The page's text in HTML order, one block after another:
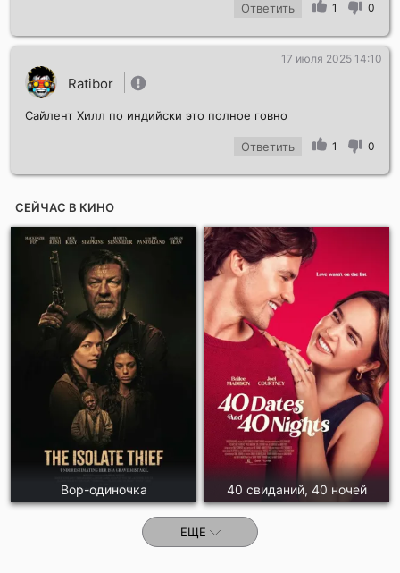
Отправить!
Ответить 1 0
Ratibor
17 июля 2025 14:10
Сайлент Хилл по индийски это полное говно
Ответить 1 0
СЕЙЧАС В КИНО
Вор-одиночка 40 свиданий, 40 ночей
ЕЩЕ